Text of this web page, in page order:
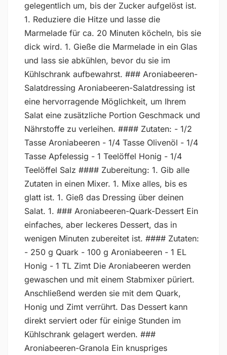
gelegentlich um, bis der Zucker aufgelöst ist.
1. Reduziere die Hitze und lasse die
Marmelade für ca. 20 Minuten köcheln, bis sie
dick wird. 1. Gieße die Marmelade in ein Glas
und lass sie abkühlen, bevor du sie im
Kühlschrank aufbewahrst. ### Aroniabeeren-
Salatdressing Aroniabeeren-Salatdressing ist
eine hervorragende Möglichkeit, um Ihrem
Salat eine zusätzliche Portion Geschmack und
Nährstoffe zu verleihen. #### Zutaten: - 1/2
Tasse Aroniabeeren - 1/4 Tasse Olivenöl - 1/4
Tasse Apfelessig - 1 Teelöffel Honig - 1/4
Teelöffel Salz #### Zubereitung: 1. Gib alle
Zutaten in einen Mixer. 1. Mixe alles, bis es
glatt ist. 1. Gieß das Dressing über deinen
Salat. 1. ### Aroniabeeren-Quark-Dessert Ein
einfaches, aber leckeres Dessert, das in
wenigen Minuten zubereitet ist. #### Zutaten:
- 250 g Quark - 100 g Aroniabeeren - 1 EL
Honig - 1 TL Zimt Die Aroniabeeren werden
gewaschen und mit einem Stabmixer püriert.
Anschließend werden sie mit dem Quark,
Honig und Zimt verrührt. Das Dessert kann
direkt serviert oder für einige Stunden im
Kühlschrank gelagert werden. ###
Aroniabeeren-Granola Ein knuspriges